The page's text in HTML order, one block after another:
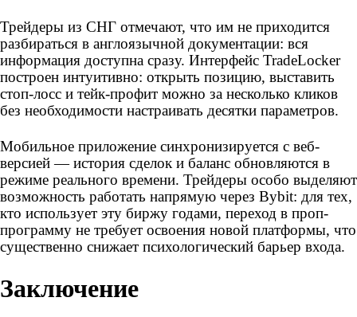
Трейдеры из СНГ отмечают, что им не приходится
разбираться в англоязычной документации: вся
информация доступна сразу. Интерфейс TradeLocker
построен интуитивно: открыть позицию, выставить
стоп-лосс и тейк-профит можно за несколько кликов
без необходимости настраивать десятки параметров.
Мобильное приложение синхронизируется с веб-
версией — история сделок и баланс обновляются в
режиме реального времени. Трейдеры особо выделяют
возможность работать напрямую через Bybit: для тех,
кто использует эту биржу годами, переход в проп-
программу не требует освоения новой платформы, что
существенно снижает психологический барьер входа.
Заключение